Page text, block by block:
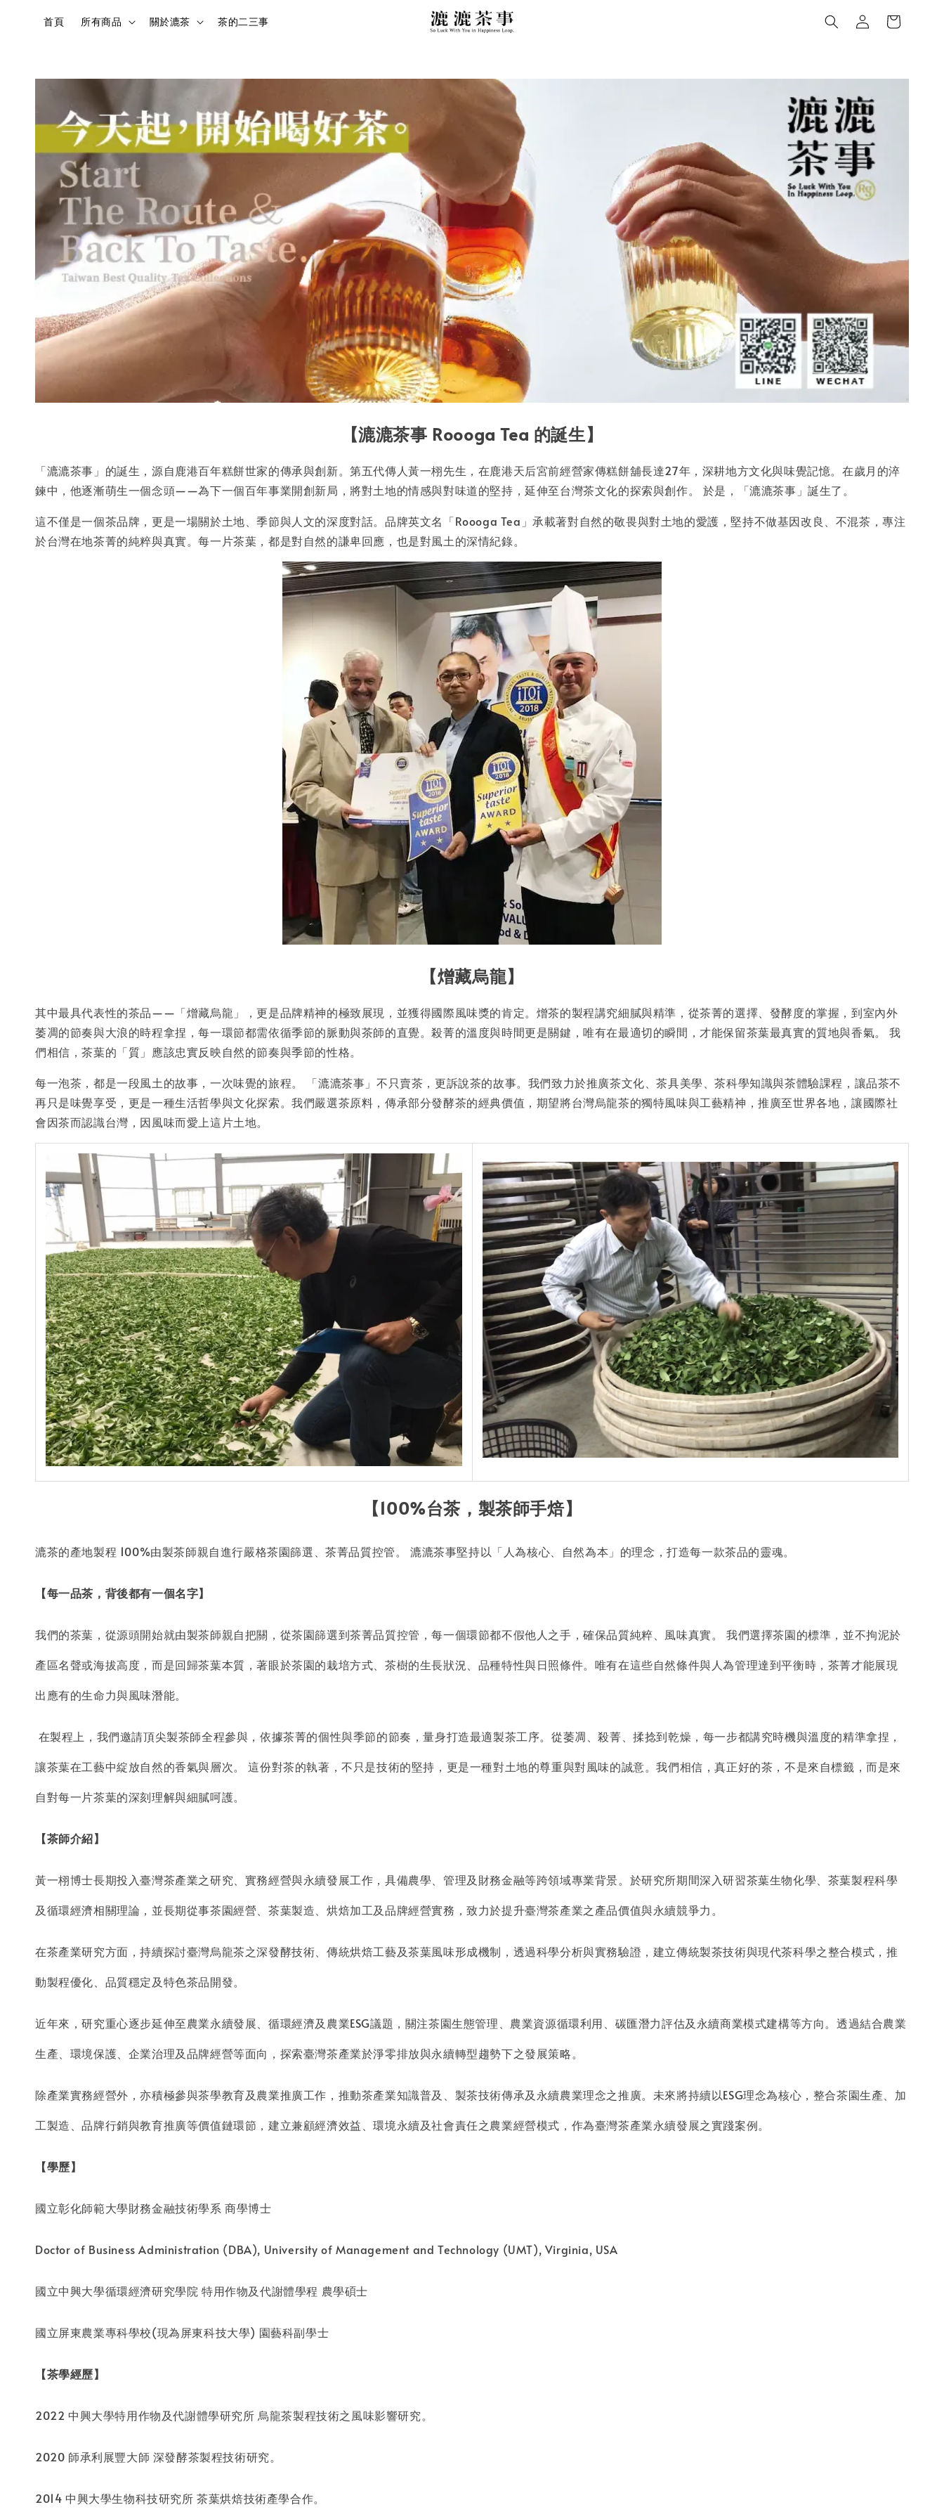
首頁 所有商品 關於漉茶 茶的二三事
【漉漉茶事 Roooga Tea 的誕生】
「漉漉茶事」的誕生，源自鹿港百年糕餅世家的傳承與創新。第五代傳人黃一栩先生，在鹿港天后宮前經營家傳糕餅舖長達27年，深耕地方文化與味覺記憶。在歲月的淬
鍊中，他逐漸萌生一個念頭——為下一個百年事業開創新局，將對土地的情感與對味道的堅持，延伸至台灣茶文化的探索與創作。 於是，「漉漉茶事」誕生了。
這不僅是一個茶品牌，更是一場關於土地、季節與人文的深度對話。品牌英文名「Roooga Tea」承載著對自然的敬畏與對土地的愛護，堅持不做基因改良、不混茶，專注
於台灣在地茶菁的純粹與真實。每一片茶葉，都是對自然的謙卑回應，也是對風土的深情紀錄。
【熷藏烏龍】
其中最具代表性的茶品——「熷藏烏龍」，更是品牌精神的極致展現，並獲得國際風味獎的肯定。熷茶的製程講究細膩與精準，從茶菁的選擇、發酵度的掌握，到室內外
萎凋的節奏與大浪的時程拿捏，每一環節都需依循季節的脈動與茶師的直覺。殺菁的溫度與時間更是關鍵，唯有在最適切的瞬間，才能保留茶葉最真實的質地與香氣。 我
們相信，茶葉的「質」應該忠實反映自然的節奏與季節的性格。
每一泡茶，都是一段風土的故事，一次味覺的旅程。 「漉漉茶事」不只賣茶，更訴說茶的故事。我們致力於推廣茶文化、茶具美學、茶科學知識與茶體驗課程，讓品茶不
再只是味覺享受，更是一種生活哲學與文化探索。我們嚴選茶原料，傳承部分發酵茶的經典價值，期望將台灣烏龍茶的獨特風味與工藝精神，推廣至世界各地，讓國際社
會因茶而認識台灣，因風味而愛上這片土地。
【100%台茶，製茶師手焙】
漉茶的產地製程 100%由製茶師親自進行嚴格茶園篩選、茶菁品質控管。 漉漉茶事堅持以「人為核心、自然為本」的理念，打造每一款茶品的靈魂。
【每一品茶，背後都有一個名字】
我們的茶葉，從源頭開始就由製茶師親自把關，從茶園篩選到茶菁品質控管，每一個環節都不假他人之手，確保品質純粹、風味真實。 我們選擇茶園的標準，並不拘泥於
產區名聲或海拔高度，而是回歸茶葉本質，著眼於茶園的栽培方式、茶樹的生長狀況、品種特性與日照條件。唯有在這些自然條件與人為管理達到平衡時，茶菁才能展現
出應有的生命力與風味潛能。
在製程上，我們邀請頂尖製茶師全程參與，依據茶菁的個性與季節的節奏，量身打造最適製茶工序。從萎凋、殺菁、揉捻到乾燥，每一步都講究時機與溫度的精準拿捏，
讓茶葉在工藝中綻放自然的香氣與層次。 這份對茶的執著，不只是技術的堅持，更是一種對土地的尊重與對風味的誠意。我們相信，真正好的茶，不是來自標籤，而是來
自對每一片茶葉的深刻理解與細膩呵護。
【茶師介紹】
黃一栩博士長期投入臺灣茶產業之研究、實務經營與永續發展工作，具備農學、管理及財務金融等跨領域專業背景。於研究所期間深入研習茶葉生物化學、茶葉製程科學
及循環經濟相關理論，並長期從事茶園經營、茶葉製造、烘焙加工及品牌經營實務，致力於提升臺灣茶產業之產品價值與永續競爭力。
在茶產業研究方面，持續探討臺灣烏龍茶之深發酵技術、傳統烘焙工藝及茶葉風味形成機制，透過科學分析與實務驗證，建立傳統製茶技術與現代茶科學之整合模式，推
動製程優化、品質穩定及特色茶品開發。
近年來，研究重心逐步延伸至農業永續發展、循環經濟及農業ESG議題，關注茶園生態管理、農業資源循環利用、碳匯潛力評估及永續商業模式建構等方向。透過結合農業
生產、環境保護、企業治理及品牌經營等面向，探索臺灣茶產業於淨零排放與永續轉型趨勢下之發展策略。
除產業實務經營外，亦積極參與茶學教育及農業推廣工作，推動茶產業知識普及、製茶技術傳承及永續農業理念之推廣。未來將持續以ESG理念為核心，整合茶園生產、加
工製造、品牌行銷與教育推廣等價值鏈環節，建立兼顧經濟效益、環境永續及社會責任之農業經營模式，作為臺灣茶產業永續發展之實踐案例。
【學歷】
國立彰化師範大學財務金融技術學系 商學博士
Doctor of Business Administration (DBA), University of Management and Technology (UMT), Virginia, USA
國立中興大學循環經濟研究學院 特用作物及代謝體學程 農學碩士
國立屏東農業專科學校(現為屏東科技大學) 園藝科副學士
【茶學經歷】
2022 中興大學特用作物及代謝體學研究所 烏龍茶製程技術之風味影響研究。
2020 師承利展豐大師 深發酵茶製程技術研究。
2014 中興大學生物科技研究所 茶葉烘焙技術產學合作。